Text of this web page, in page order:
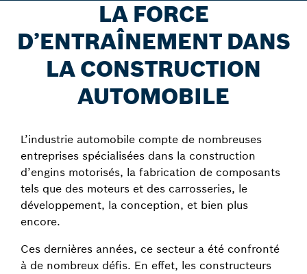
LA FORCE
D’ENTRAÎNEMENT DANS
LA CONSTRUCTION
AUTOMOBILE
L’industrie automobile compte de nombreuses
entreprises spécialisées dans la construction
d’engins motorisés, la fabrication de composants
tels que des moteurs et des carrosseries, le
développement, la conception, et bien plus
encore.
Ces dernières années, ce secteur a été confronté
à de nombreux défis. En effet, les constructeurs